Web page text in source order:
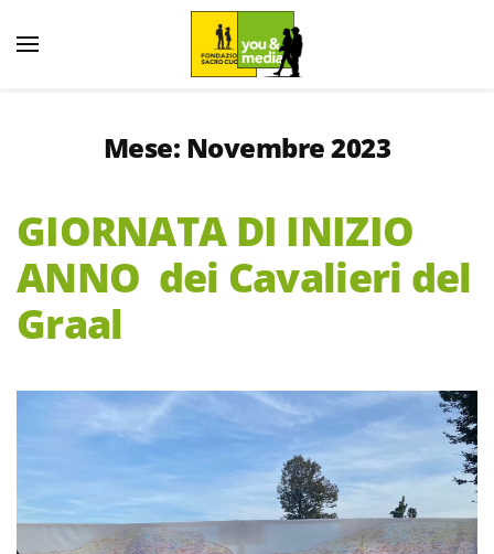
Mese: Novembre 2023
GIORNATA DI INIZIO
ANNO dei Cavalieri del
Graal